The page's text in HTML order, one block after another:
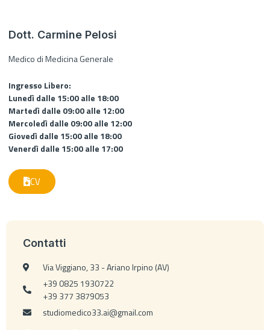
Dott. Carmine Pelosi
Medico di Medicina Generale
Ingresso Libero:
Lunedì dalle 15:00 alle 18:00
Martedì dalle 09:00 alle 12:00
Mercoledì dalle 09:00 alle 12:00
Giovedì dalle 15:00 alle 18:00
Venerdì dalle 15:00 alle 17:00
CV
Contatti
Via Viggiano, 33 - Ariano Irpino (AV)
+39 0825 1930722
+39 377 3879053
studiomedico33.ai@gmail.com